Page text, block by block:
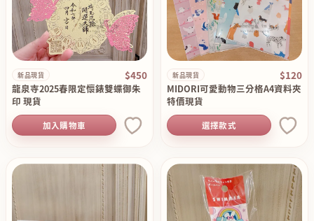
新品現貨 $450
龍泉寺2025春限定懷錶雙蝶御朱
印 現貨
加入購物車
新品現貨 $120
MIDORI可愛動物三分格A4資料夾
特價現貨
選擇款式